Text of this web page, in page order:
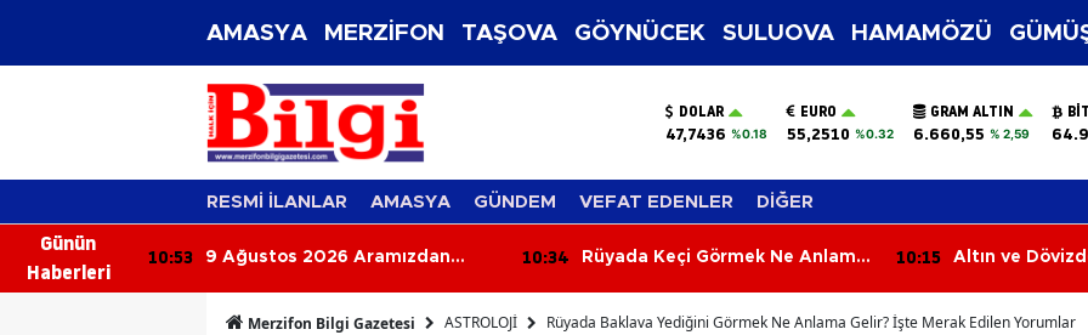
AMASYA MERZİFON TAŞOVA GÖYNÜCEK SULUOVA HAMAMÖZÜ
DOLAR
47,7436 %0.18
EURO
55,2510 %0.32
GRAM ALTIN
6.660,55 % 2,59
RESMİ İLANLAR AMASYA GÜNDEM VEFAT EDENLER DİĞER
Günün
Haberleri
Lezzeti
10:53
9 Ağustos 2026 Aramızdan
10:34
Rüyada Keçi Görmek Ne Anlama
10:15
Altın ve
Merzifon Bilgi Gazetesi ASTROLOJİ Rüyada Baklava Yediğini Görmek Ne Anlama Gelir? İşte Merak Edilen Yorumlar